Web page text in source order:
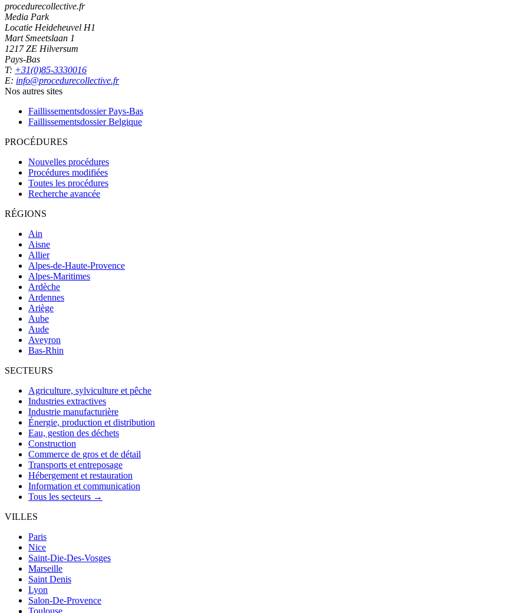
procedurecollective.fr
Media Park
Locatie Heideheuvel H1
Mart Smeetslaan 1
1217 ZE Hilversum
Pays-Bas
T: +31(0)85-3330016
E: info@procedurecollective.fr
Nos autres sites
Faillissementsdossier Pays-Bas
Faillissementsdossier Belgique
PROCÉDURES
Nouvelles procédures
Procédures modifiées
Toutes les procédures
Recherche avancée
RÉGIONS
Ain
Aisne
Allier
Alpes-de-Haute-Provence
Alpes-Maritimes
Ardèche
Ardennes
Ariège
Aube
Aude
Aveyron
Bas-Rhin
SECTEURS
Agriculture, sylviculture et pêche
Industries extractives
Industrie manufacturière
Énergie, production et distribution
Eau, gestion des déchets
Construction
Commerce de gros et de détail
Transports et entreposage
Hébergement et restauration
Information et communication
Tous les secteurs →
VILLES
Paris
Nice
Saint-Die-Des-Vosges
Marseille
Saint Denis
Lyon
Salon-De-Provence
Toulouse